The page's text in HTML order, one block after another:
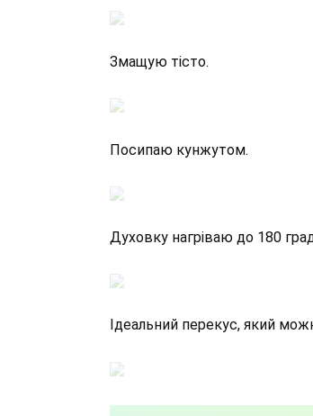
Змащую тісто.
Посипаю кунжутом.
Духовку нагріваю до 180
Ідеальний перекус, який